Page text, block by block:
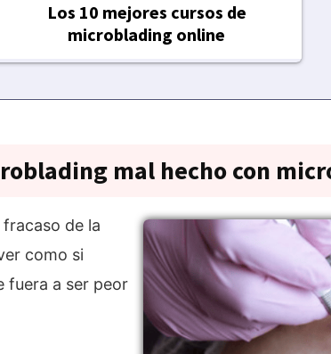
Los 10 mejores cursos de
microblading online
mal hecho con
de la
como si
fuera a ser peor